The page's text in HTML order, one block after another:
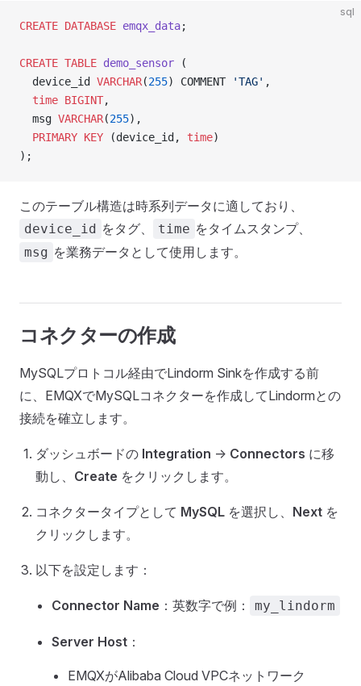
sql
CREATE DATABASE emqx_data;
CREATE TABLE demo_sensor (
  device_id
VARCHAR(255) COMMENT 'TAG' ,
  time
BIGINT,
  msg
VARCHAR(255),
  PRIMARY KEY
(device_id, time)
);
このテーブル構造は時系列データに適しており、
device_id をタグ、 time をタイムスタンプ、
msg を業務データとして使用します。
コネクターの作成
MySQLプロトコル経由でLindorm Sinkを作成する前
に、EMQXでMySQLコネクターを作成してLindormとの
接続を確立します。
ダッシュボードの Integration -> Connectors に移
動し、 Create をクリックします。
コネクタータイプとして MySQL を選択し、 Next を
クリックします。
以下を設定します：
Connector Name ：英数字で例： my_lindorm
Server Host ：
EMQXがAlibaba Cloud VPCネットワーク